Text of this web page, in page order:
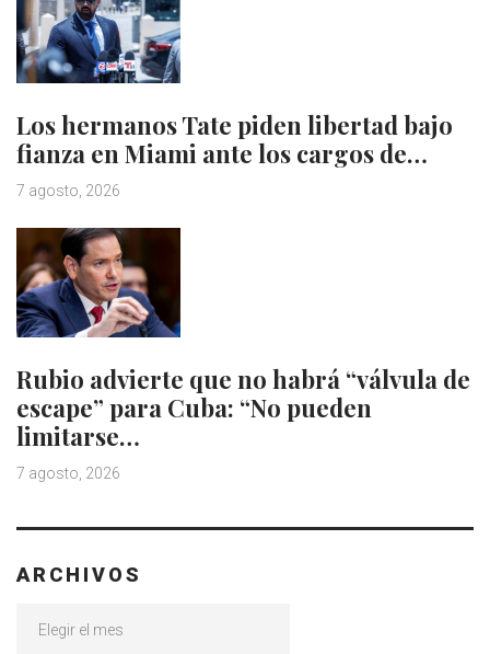
Los hermanos Tate piden libertad bajo
fianza en Miami ante los cargos de…
7 agosto, 2026
Rubio advierte que no habrá “válvula de
escape” para Cuba: “No pueden
limitarse…
7 agosto, 2026
ARCHIVOS